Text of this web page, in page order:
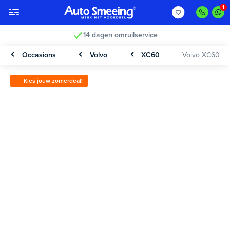
14 dagen omruilservice
Occasions Volvo XC60 Volvo XC60
Kies jouw zomerdeal!